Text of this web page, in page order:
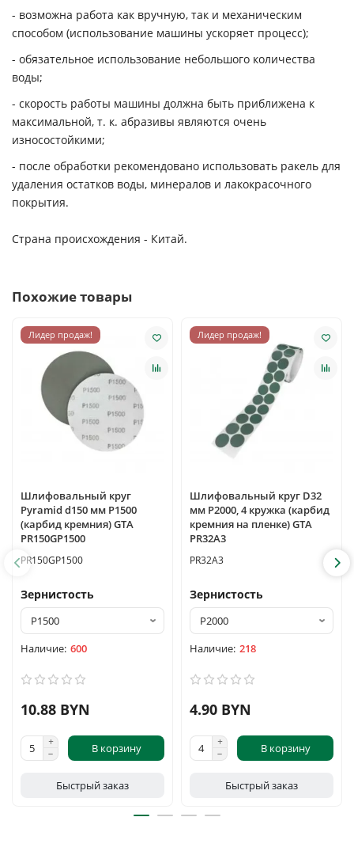
- возможна работа как вручную, так и механическим
способом (использование машины ускоряет процесс);
- обязательное использование небольшого количества
воды;
- скорость работы машины должна быть приближена к
максимальной, т. к. абразивы являются очень
износостойкими;
- после обработки рекомендовано использовать ракель для
удаления остатков воды, минералов и лакокрасочного
покрытия.
Страна происхождения - Китай.
Похожие товары
Лидер продаж!
Шлифовальный круг
Pyramid d150 мм P1500
(карбид кремния) GTA
PR150GP1500
PR150GP1500
Зернистость
600
10.88 BYN
В корзину
Быстрый заказ
Лидер продаж!
Шлифовальный круг D32
мм P2000, 4 кружка (карбид
кремния на пленке) GTA
PR32A3
PR32A3
Зернистость
218
4.90 BYN
В корзину
Быстрый заказ